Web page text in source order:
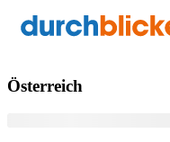
Versicherung
Österreich